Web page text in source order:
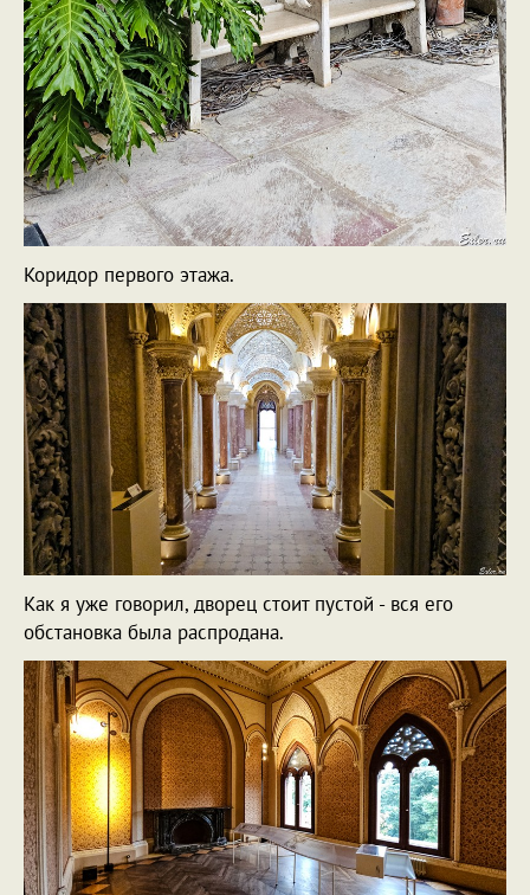
Коридор первого этажа.
Как я уже говорил, дворец стоит пустой - вся его
обстановка была распродана.